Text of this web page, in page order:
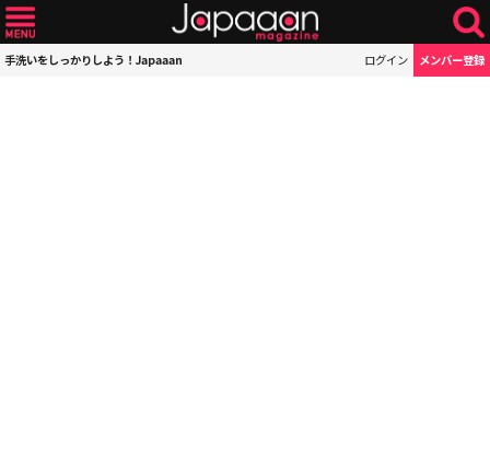
手洗いをしっかりしよう！Japaaan ログイン メンバー登録